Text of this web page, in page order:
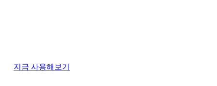
지금 사용해보기